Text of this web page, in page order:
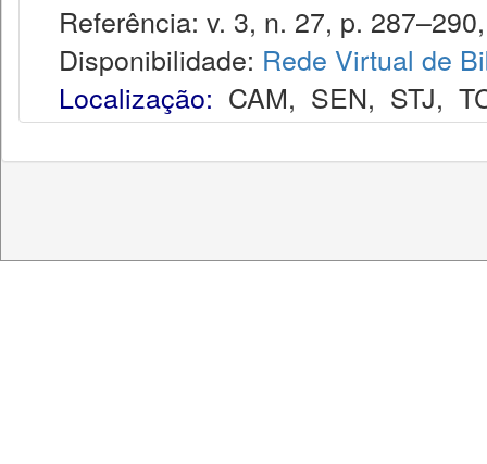
Referência: v. 3, n. 27, p.
Disponibilidade: Rede Virtual de
Localização: CAM, SEN, STJ,